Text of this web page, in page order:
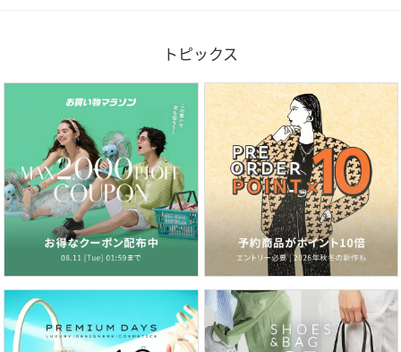
※照明の関係により、実際よりもやや明るく見える場合がご
のカラーが異なる場合もございます。予めご了承くださいま
model：H186 B87 W75 H92
性別タイプ メンズ
原産国 中国
ネイビー系/ローズ系/ブラック系:トリアセテー
サイズ 44[44]、46[46]、48[48]、50[50]、52[52]
トピックス